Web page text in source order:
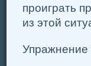
проиграть
из этой